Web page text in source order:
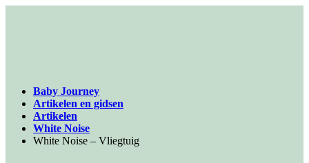
Baby Journey
Artikelen en gidsen
Artikelen
White Noise
White Noise – Vliegtuig